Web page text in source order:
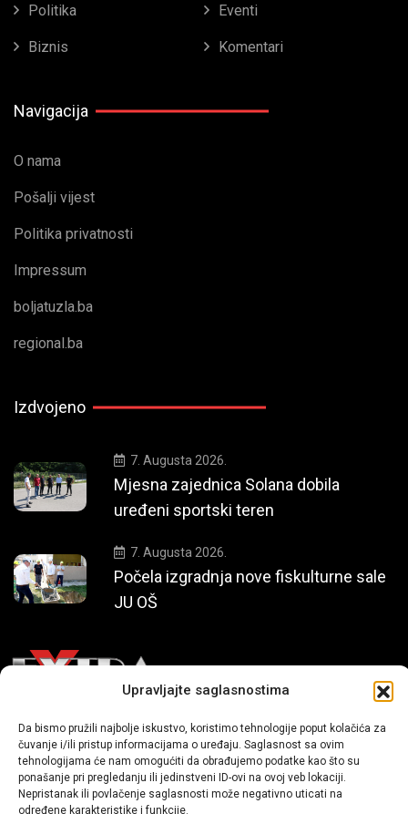
Upravljajte saglasnostima
Da bismo pružili najbolje iskustvo, koristimo tehnologije poput kolačića za
čuvanje i/ili pristup informacijama o uređaju. Saglasnost sa ovim
tehnologijama će nam omogućiti da obrađujemo podatke kao što su
ponašanje pri pregledanju ili jedinstveni ID-ovi na ovoj veb lokaciji.
Nepristanak ili povlačenje saglasnosti može negativno uticati na
određene karakteristike i funkcije.
Politika Eventi
Biznis Komentari
Navigacija
O nama
Pošalji vijest
Politika privatnosti
Impressum
boljatuzla.ba
regional.ba
Izdvojeno
7. Augusta 2026.
Mjesna zajednica Solana dobila
uređeni sportski teren
7. Augusta 2026.
Počela izgradnja nove fiskulturne sale
JU OŠ
Mi smo moderni portal zabavnog karaktera koji donosi vijesti i
priče iz života, svijeta showbiza, lifestyle-a i popularne kulture.